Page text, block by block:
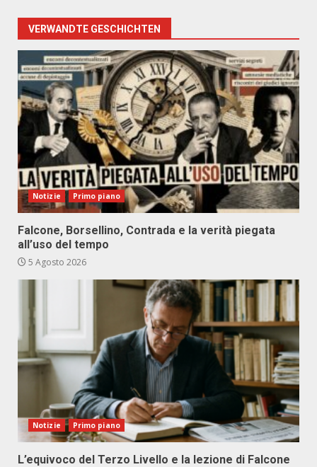
VERWANDTE GESCHICHTEN
Notizie Primo piano
Falcone, Borsellino, Contrada e la verità piegata
all’uso del tempo
5 Agosto 2026
Notizie Primo piano
L’equivoco del Terzo Livello e la lezione di Falcone